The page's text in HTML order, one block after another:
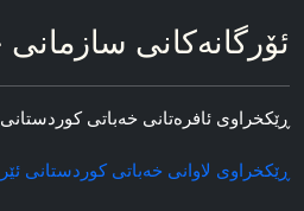
ئۆرگانه‌کانی
ڕێکخراوی ئافره‌تانی خه‌باتی کوردستانی
ڕێکخراوی لاوانی خه‌باتی کوردستانی